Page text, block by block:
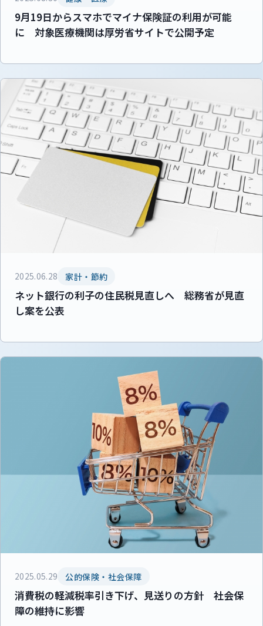
9月19日からスマホでマイナ保険証の利用が可能
に 対象医療機関は厚労省サイトで公開予定
2025.06.28 家計・節約
ネット銀行の利子の住民税見直しへ 総務省が見直
し案を公表
2025.05.29 公的保険・社会保障
消費税の軽減税率引き下げ、見送りの方針 社会保
障の維持に影響